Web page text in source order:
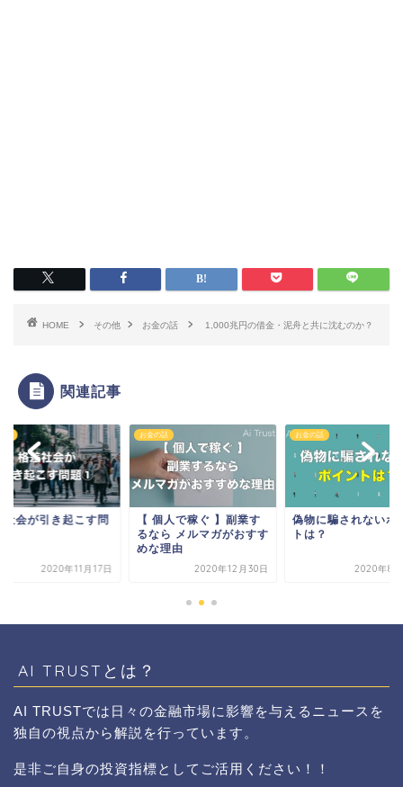
HOME その他 お金の話 1,000兆円の借金・泥舟と共に沈むのか？
関連記事
社会が引き起こす問
2020年11月17日
お金の話
【 個人で稼ぐ 】副業す
るなら メルマガがおすす
めな理由
2020年12月30日
お金の話
偽物に騙されないポ
トは？
2020年8
AI TRUSTとは？
AI TRUSTでは日々の金融市場に影響を与えるニュースを
独自の視点から解説を行っています。
是非ご自身の投資指標としてご活用ください！！